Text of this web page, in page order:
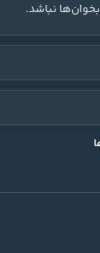
نباشد.